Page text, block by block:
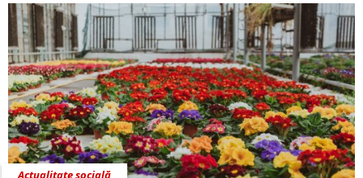
Actualitate socială